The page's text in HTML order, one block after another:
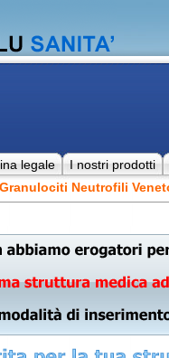
legale
I nostri prodotti
Neutrofili